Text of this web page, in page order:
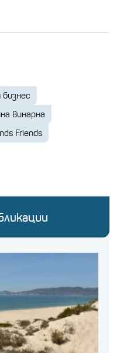
винарна
Friends